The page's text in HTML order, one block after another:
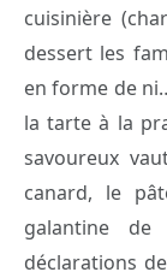
cuisinière
dessert les
en forme de
la tarte à la
savoureux
canard, le
galantine
déclarations